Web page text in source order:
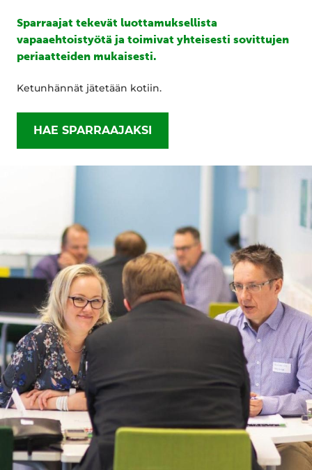
Sparraajat tekevät luottamuksellista
vapaaehtoistyötä ja toimivat yhteisesti sovittujen
periaatteiden mukaisesti.
Ketunhännät jätetään kotiin.
HAE SPARRAAJAKSI